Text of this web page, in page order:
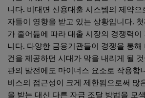
니다. 비대면 신용대출 시스템의 제약으
자들이 영향을 받고 있는 상황입니다.
가 줄어듦에 따라 대출 시장의 경쟁력이
니다. 다양한 금융기관들이 경쟁을 통해
건을 제공하던 시대가 막을 내리게 될
관의 발전에도 마이너스 요소로 작용합
비스의 접근성이 크게 제한됨으로써 많
을 받는 대신 다른 자금 조달 방법을 모